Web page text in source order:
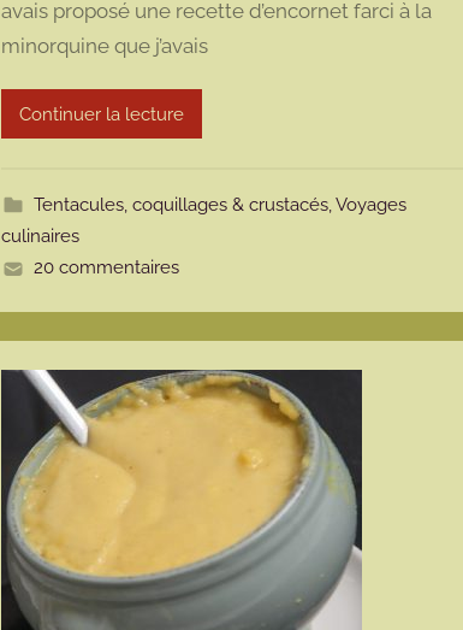
m
t
avais proposé une recette d’encornet farci à la
minorquine que j’avais
Continuer la lecture
Tentacules, coquillages & crustacés,Voyages
culinaires
20 commentaires